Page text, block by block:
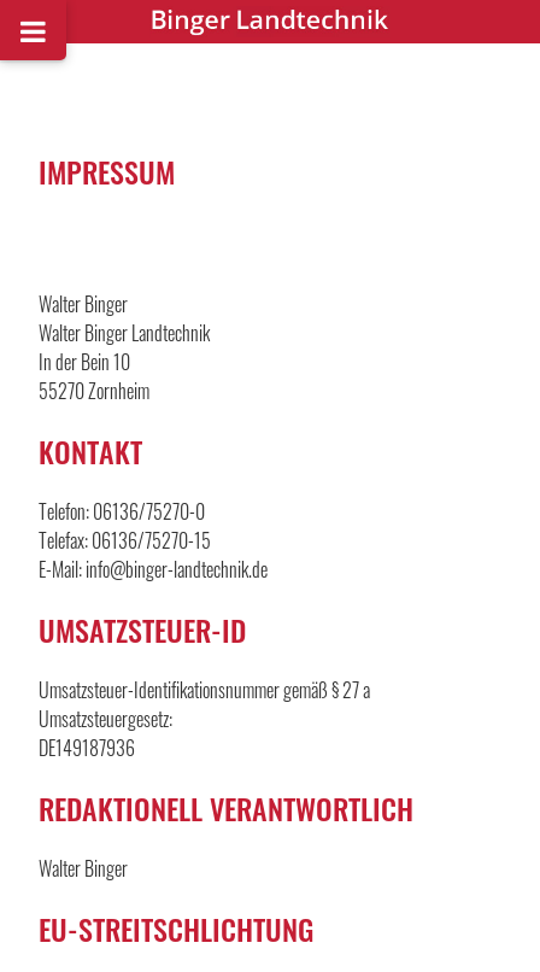
IMPRESSUM
Walter Binger
Walter Binger Landtechnik
In der Bein 10
55270 Zornheim
KONTAKT
Telefon: 06136/75270-0
Telefax: 06136/75270-15
E-Mail: info@binger-landtechnik.de
UMSATZSTEUER-ID
Umsatzsteuer-Identifikationsnummer gemäß § 27 a
Umsatzsteuergesetz:
DE149187936
REDAKTIONELL VERANTWORTLICH
Walter Binger
EU-STREITSCHLICHTUNG